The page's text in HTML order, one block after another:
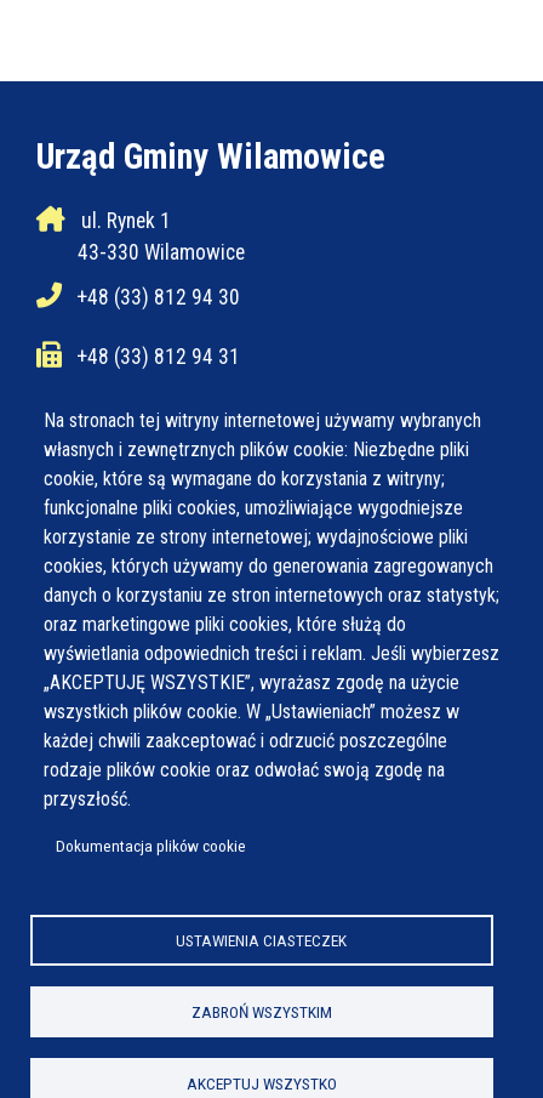
Na stronach tej witryny internetowej używamy wybranych
własnych i zewnętrznych plików cookie: Niezbędne pliki
cookie, które są wymagane do korzystania z witryny;
funkcjonalne pliki cookies, umożliwiające wygodniejsze
korzystanie ze strony internetowej; wydajnościowe pliki
cookies, których używamy do generowania zagregowanych
danych o korzystaniu ze stron internetowych oraz statystyk;
oraz marketingowe pliki cookies, które służą do
wyświetlania odpowiednich treści i reklam. Jeśli wybierzesz
„AKCEPTUJĘ WSZYSTKIE”, wyrażasz zgodę na użycie
wszystkich plików cookie. W „Ustawieniach” możesz w
każdej chwili zaakceptować i odrzucić poszczególne
rodzaje plików cookie oraz odwołać swoją zgodę na
przyszłość.
Dokumentacja plików cookie
USTAWIENIA CIASTECZEK
ZABROŃ WSZYSTKIM
AKCEPTUJ WSZYSTKO
Urząd Gminy Wilamowice
ul. Rynek 1
43-330 Wilamowice
+48 (33) 812 94 30
+48 (33) 812 94 31
ug@wilamowice.pl
Poniedziałek
7:30 - 15:30
Wtorek
7:30 - 15:30
Środa
7:30 - 16:30
Czwartek
7:30 - 15:30
Piątek
7:30 - 14:30